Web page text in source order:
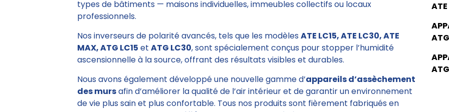
types de bâtiments — maisons individuelles, immeubles collectifs ou locaux
professionnels.
Nos inverseurs de polarité avancés, tels que les modèles ATE LC15, ATE LC30, ATE
MAX, ATG LC15 et ATG LC30, sont spécialement conçus pour stopper l’humidité
ascensionnelle à la source, offrant des résultats visibles et durables.
Nous avons également développé une nouvelle gamme d’appareils d’assèchement
des mursafin d’améliorer la qualité de l’air intérieur et de garantir un environnement
de vie plus sain et plus confortable. Tous nos produits sont fièrement fabriqués en